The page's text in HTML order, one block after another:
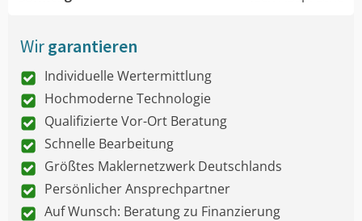
Wirgarantieren
Individuelle Wertermittlung
Hochmoderne Technologie
Qualifizierte Vor-Ort Beratung
Schnelle Bearbeitung
Größtes Maklernetzwerk Deutschlands
Persönlicher Ansprechpartner
Auf Wunsch: Beratung zu Finanzierung